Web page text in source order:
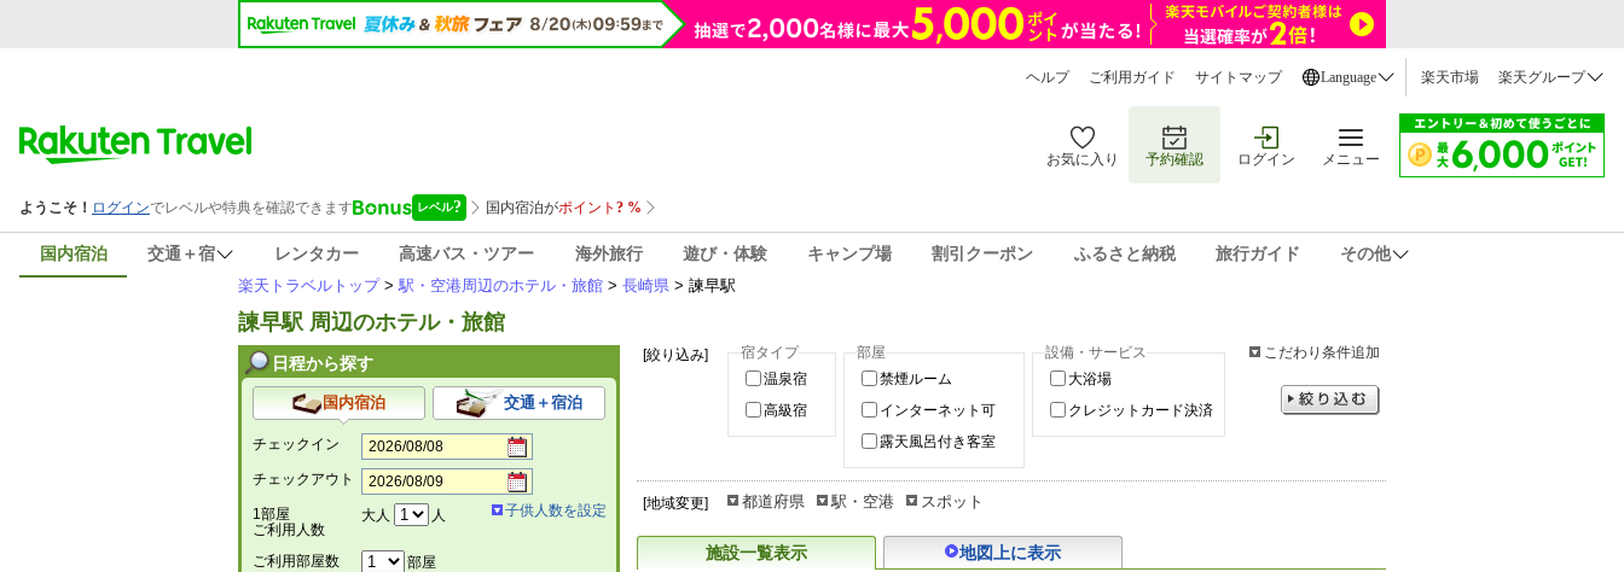
ヘルプ ご利用ガイド サイトマップ Language 楽天市場 楽天グループ
お気に入り 予約確認 ログイン メニュー
国内宿泊 交通＋宿 レンタカー 高速バス・ツアー 海外旅行 遊び・体験 キャンプ場 割引クーポン ふるさと納税 旅行ガイド
その他
楽天トラベルトップ>駅・空港周辺のホテル・旅館 > 長崎県 > 諫早駅
諫早駅 周辺のホテル・旅館
[絞り込み]
宿タイプ
温泉宿
高級宿
部屋
禁煙ルーム
インターネット可
露天風呂付き客室
設備・サービス
大浴場
クレジットカード決済
こだわり条件追加
[地域変更] 都道府県 駅・空港 スポット
施設一覧表示 地図上に表示
日程から探す
国内宿泊 交通＋宿泊
チェックイン
チェックアウト
1部屋
ご利用人数
大人 人 子供人数を設定
ご利用部屋数
部屋